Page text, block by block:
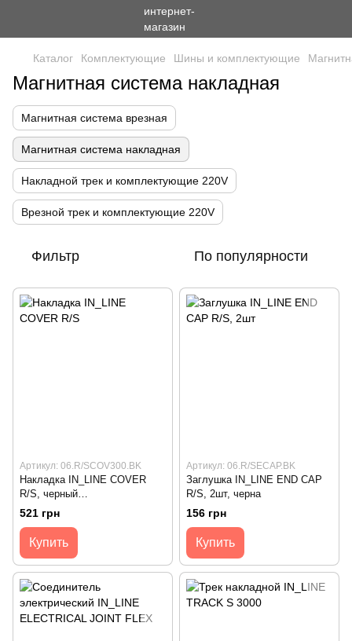
Каталог Комплектующие Шины и комплектующие
Магнитная система накладная
Магнитная система врезная
Магнитная система накладная
Накладной трек и комплектующие 220V
Врезной трек и комплектующие 220V
Фильтр По популярности
Артикул: 06.R/SCOV300.BK
Накладка IN_LINE COVER
R/S, черный
(06.R/SCOV300.BK)
521 грн
Купить
Артикул: 06.R/SECAP.BK
Заглушка IN_LINE END CAP
R/S, 2шт, черна
156 грн
Купить